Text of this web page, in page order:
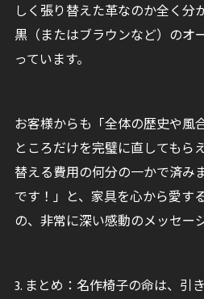
しく張り替えた革なのか全く分
黒（またはブラウンなど）のオ
っています。
お客様からも「全体の歴史や風
ところだけを完璧に直してもら
替える費用の何分の一かで済み
です！」と、家具を心から愛す
の、非常に深い感動のメッセー
3. まとめ：名作椅子の命は、引